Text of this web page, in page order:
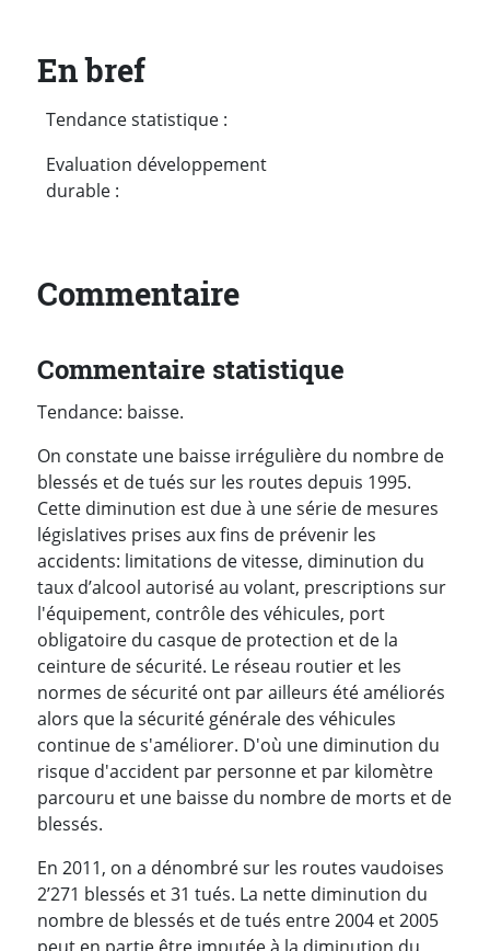
En bref
Tendance statistique :
Evaluation développement
durable :
Commentaire
Commentaire statistique
Tendance: baisse.
On constate une baisse irrégulière du nombre de
blessés et de tués sur les routes depuis 1995.
Cette diminution est due à une série de mesures
législatives prises aux fins de prévenir les
accidents: limitations de vitesse, diminution du
taux d’alcool autorisé au volant, prescriptions sur
l'équipement, contrôle des véhicules, port
obligatoire du casque de protection et de la
ceinture de sécurité. Le réseau routier et les
normes de sécurité ont par ailleurs été améliorés
alors que la sécurité générale des véhicules
continue de s'améliorer. D'où une diminution du
risque d'accident par personne et par kilomètre
parcouru et une baisse du nombre de morts et de
blessés.
En 2011, on a dénombré sur les routes vaudoises
2’271 blessés et 31 tués. La nette diminution du
nombre de blessés et de tués entre 2004 et 2005